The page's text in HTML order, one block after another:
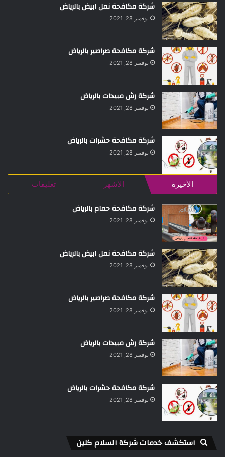
شركة مكافحة نمل ابيض بالرياض
نوفمبر 28, 2021
شركة مكافحة صراصير بالرياض
نوفمبر 28, 2021
شركة رش مبيدات بالرياض
نوفمبر 28, 2021
شركة مكافحة حشرات بالرياض
نوفمبر 28, 2021
الأخيرة الأشهر تعليقات
شركة مكافحة حمام بالرياض
نوفمبر 28, 2021
شركة مكافحة نمل ابيض بالرياض
نوفمبر 28, 2021
شركة مكافحة صراصير بالرياض
نوفمبر 28, 2021
شركة رش مبيدات بالرياض
نوفمبر 28, 2021
شركة مكافحة حشرات بالرياض
نوفمبر 28, 2021
استكشف خدمات شركة السلام كلين